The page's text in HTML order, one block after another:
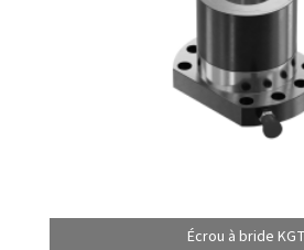
Écrou à bride KGT